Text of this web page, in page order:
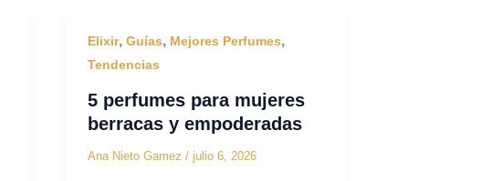
Elixir,Guías, Mejores Perfumes,
Tendencias
5 perfumes para mujeres
berracas y empoderadas
Ana Nieto Gamez/ julio 6, 2026